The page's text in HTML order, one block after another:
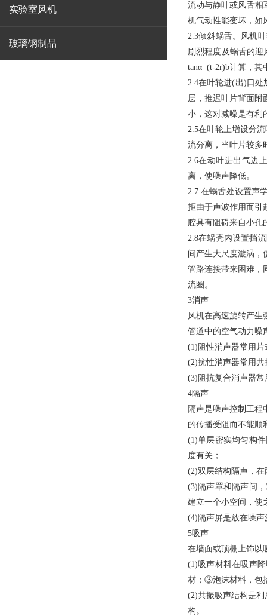
实验室风机
玻璃钢制品
流动与静叶或风舌相
机气动性能变坏，如
2.3倾斜蜗舌。风机
剧烈程度及蜗舌的
tanα=(t-2r)b计算，
2.4在叶轮进(出)口处
层，推迟叶片背面附
小，这对减噪是有利
2.5在叶轮上增设分
流分离，当叶片较多
2.6在动叶进出气边
离，使噪声降低。
2.7在蜗舌处设置声
拒由于声波作用而引
腔具有阻碍来自小孔
2.8在蜗壳内设置挡
间产生大尺度漩涡，
管路连接带来困难，
流圈。
3消声
风机在高速旋转产生
管道中的空气动力噪
(1) 阻性消声器常用
(2)抗性消声器常用
(3) 阻抗复合消声器
4隔声
隔声是噪声控制工
的传播受阻而不能顺
(1)单层密实均匀构
度有关；
(2)双层结构隔声，
(3) 隔声罩和隔声间
建立一个小空间，使
(4) 隔声屏是放在噪
5吸声
在墙面或顶棚上饰以
(1)吸声材料在吸声
材；③泡沫材料，包
(2)共振吸声结构是
构。